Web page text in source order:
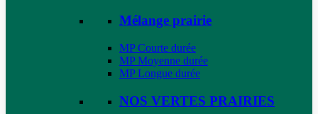
Mélange prairie
MP Courte durée
MP Moyenne durée
MP Longue durée
NOS VERTES PRAIRIES